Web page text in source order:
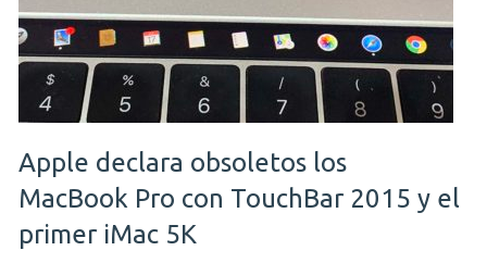
Apple declara obsoletos los
MacBook Pro con TouchBar 2015 y el
primer iMac 5K